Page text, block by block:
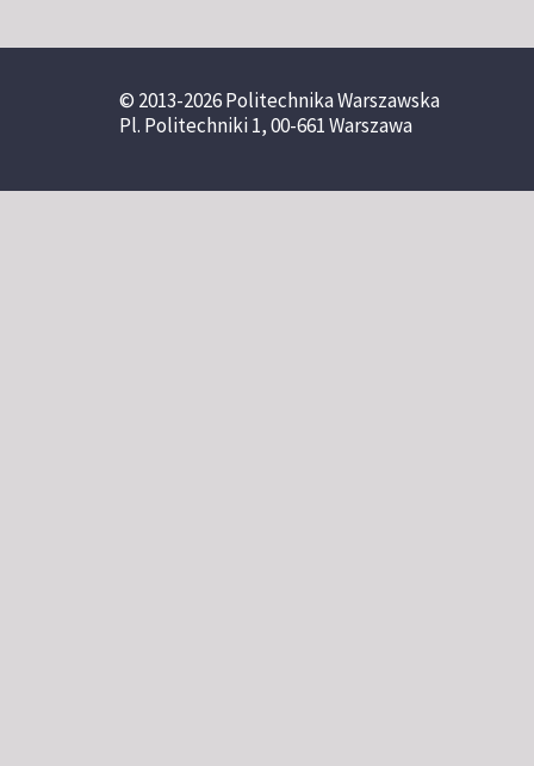
© 2013-2026 Politechnika Warszawska
Pl. Politechniki 1, 00-661 Warszawa